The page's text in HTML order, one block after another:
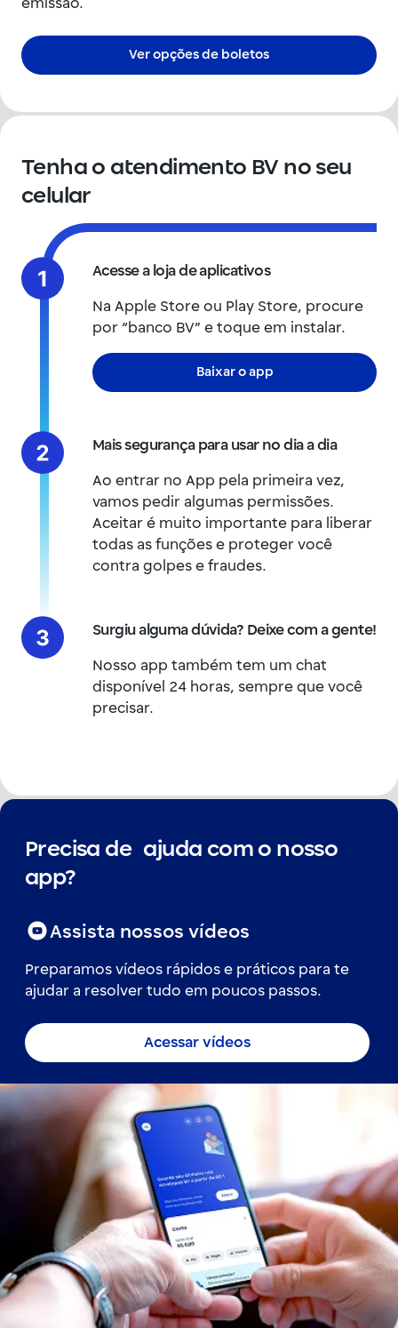
emissão.
Ver opções de boletos
Tenha o atendimento BV no seu
celular
Acesse a loja de aplicativos
Na Apple Store ou Play Store, procure
por “banco BV” e toque em instalar.
Baixar o app
Mais segurança para usar no dia a dia
Ao entrar no App pela primeira vez,
vamos pedir algumas permissões.
Aceitar é muito importante para liberar
todas as funções e proteger você
contra golpes e fraudes.
Surgiu alguma dúvida? Deixe com a gente!
Nosso app também tem um chat
disponível 24 horas, sempre que você
precisar.
Precisa de ajuda com o nosso
app?
Assista nossos vídeos
Preparamos vídeos rápidos e práticos para te
ajudar a resolver tudo em poucos passos.
Acessar vídeos